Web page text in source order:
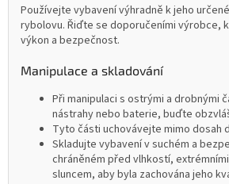
Používejte vybavení výhradně k jeho
rybolovu. Řiďte se doporučeními výrobce,
výkon a bezpečnost.
Manipulace a skladování
Při manipulaci s ostrými a drobnými
nástrahy nebo baterie, buďte
Tyto části uchovávejte mimo dosah
Skladujte vybavení v suchém a
chráněném před vlhkostí,
sluncem, aby byla zachována jeho